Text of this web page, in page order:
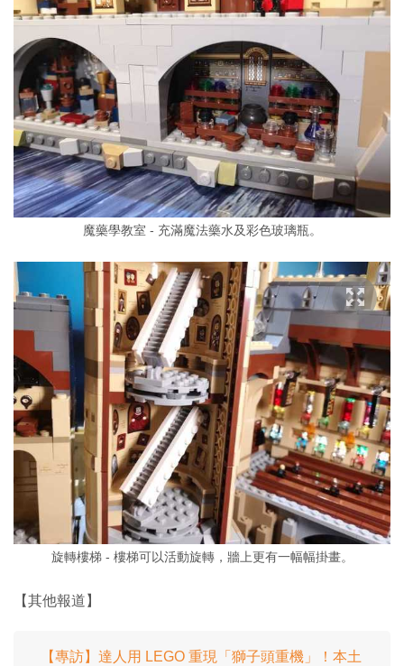
魔藥學教室 - 充滿魔法藥水及彩色玻璃瓶。
旋轉樓梯 - 樓梯可以活動旋轉，牆上更有一幅幅掛畫。
【其他報道】
【專訪】達人用 LEGO 重現「獅子頭重機」！本土